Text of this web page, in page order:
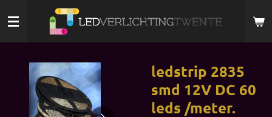
direct
naar
hoofdinhoud
ledstrip 2835
smd 12V DC 60
leds /meter.